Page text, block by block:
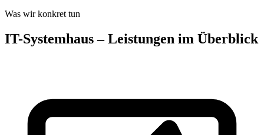
Was wir konkret tun
IT-Systemhaus – Leistungen im Überblick